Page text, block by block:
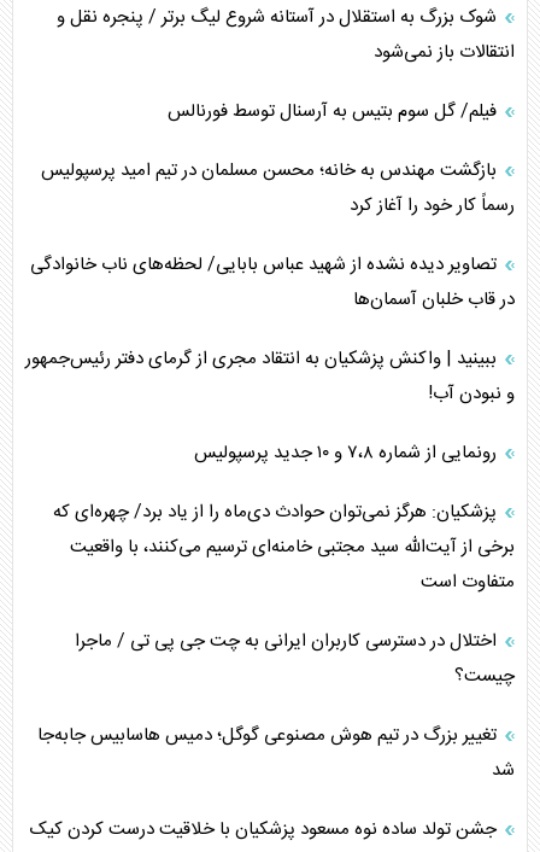
شوک بزرگ به استقلال در آستانه شروع لیگ برتر / پنجره نقل و
انتقالات باز نمی‌شود
فیلم/ گل سوم بتیس به آرسنال توسط فورنالس
بازگشت مهندس به خانه؛ محسن مسلمان در تیم امید پرسپولیس
رسماً کار خود را آغاز کرد
تصاویر دیده نشده از شهید عباس بابایی/ لحظه‌های ناب خانوادگی
در قاب خلبان آسمان‌ها
ببینید | واکنش پزشکیان به انتقاد مجری از گرمای دفتر رئیس‌جمهور
و نبودن آب!
رونمایی از شماره ۷،۸ و ۱۰ جدید پرسپولیس
پزشکیان: هرگز نمی‌توان حوادث دی‌ماه را از یاد برد/ چهره‌ای که
برخی از آیت‌الله سید مجتبی خامنه‌ای ترسیم می‌کنند، با واقعیت
متفاوت است
اختلال در دسترسی کاربران ایرانی به چت جی پی تی / ماجرا
چیست؟
تغییر بزرگ در تیم هوش مصنوعی گوگل؛ دمیس هاسابیس جابه‌جا
شد
جشن تولد ساده نوه مسعود پزشکیان با خلاقیت درست کردن کیک